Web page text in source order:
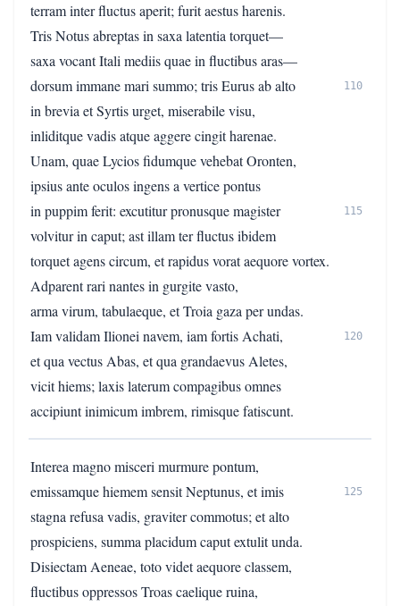
terram inter fluctus aperit; furit aestus harenis.
Tris Notus abreptas in saxa latentia torquet—
saxa vocant Itali mediis quae in fluctibus aras—
dorsum immane mari summo; tris Eurus ab alto
110
in brevia et Syrtis urget, miserabile visu,
inliditque vadis atque aggere cingit harenae.
Unam, quae Lycios fidumque vehebat Oronten,
ipsius ante oculos ingens a vertice pontus
in puppim ferit: excutitur pronusque magister
115
volvitur in caput; ast illam ter fluctus ibidem
torquet agens circum, et rapidus vorat aequore vortex.
Adparent rari nantes in gurgite vasto,
arma virum, tabulaeque, et Troia gaza per undas.
Iam validam Ilionei navem, iam fortis Achati,
120
et qua vectus Abas, et qua grandaevus Aletes,
vicit hiems; laxis laterum compagibus omnes
accipiunt inimicum imbrem, rimisque fatiscunt.
Interea magno misceri murmure pontum,
emissamque hiemem sensit Neptunus, et imis
125
stagna refusa vadis, graviter commotus; et alto
prospiciens, summa placidum caput extulit unda.
Disiectam Aeneae, toto videt aequore classem,
fluctibus oppressos Troas caelique ruina,